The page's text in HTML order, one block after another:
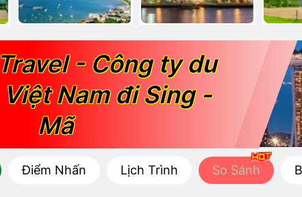
- Công ty du
Việt Nam đi Sing -
Mã
Điểm Nhấn Lịch Trình So Sánh